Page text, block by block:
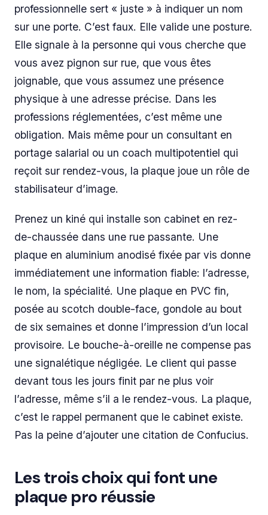
professionnelle sert « juste » à indiquer un nom
sur une porte. C’est faux. Elle valide une posture.
Elle signale à la personne qui vous cherche que
vous avez pignon sur rue, que vous êtes
joignable, que vous assumez une présence
physique à une adresse précise. Dans les
professions réglementées, c’est même une
obligation. Mais même pour un consultant en
portage salarial ou un coach multipotentiel qui
reçoit sur rendez-vous, la plaque joue un rôle de
stabilisateur d’image.
Prenez un kiné qui installe son cabinet en rez-
de-chaussée dans une rue passante. Une
plaque en aluminium anodisé fixée par vis donne
immédiatement une information fiable: l’adresse,
le nom, la spécialité. Une plaque en PVC fin,
posée au scotch double-face, gondole au bout
de six semaines et donne l’impression d’un local
provisoire. Le bouche-à-oreille ne compense pas
une signalétique négligée. Le client qui passe
devant tous les jours finit par ne plus voir
l’adresse, même s’il a le rendez-vous. La plaque,
c’est le rappel permanent que le cabinet existe.
Pas la peine d’ajouter une citation de Confucius.
Les trois choix qui font une
plaque pro réussie